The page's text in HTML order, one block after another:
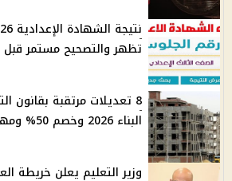
تظهر والتصحيح مستمر قبل
8 تعديلات مرتقبة بقانون
البناء 2026 وخصم 50% ومهلة حتى نوفمبر